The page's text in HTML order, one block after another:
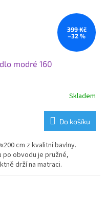
399 Kč
–32 %
modré 160
Skladem
Do košíku
cm z kvalitní bavlny.
po obvodu je pružné,
drží na matraci.